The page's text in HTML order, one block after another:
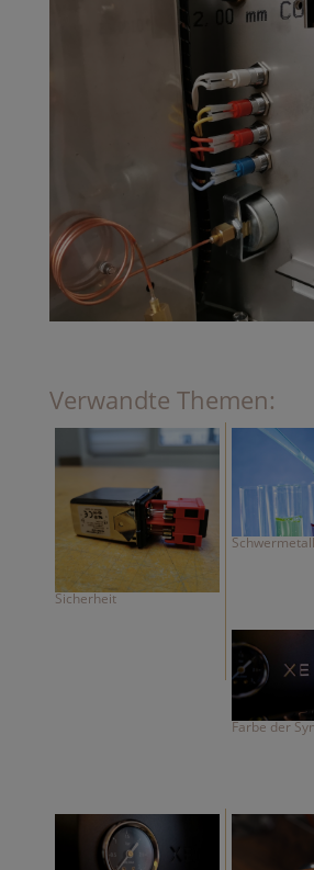
Verwandte Themen:
Sicherheit
Farbe der